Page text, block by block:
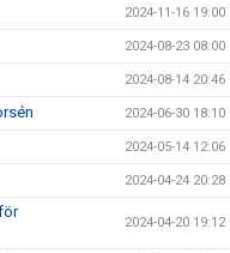
2024-11-16 19:00
2024-08-23 08:00
2024-08-14 20:46
2024-06-30 18:10
2024-05-14 12:06
2024-04-24 20:28
2024-04-20 19:12